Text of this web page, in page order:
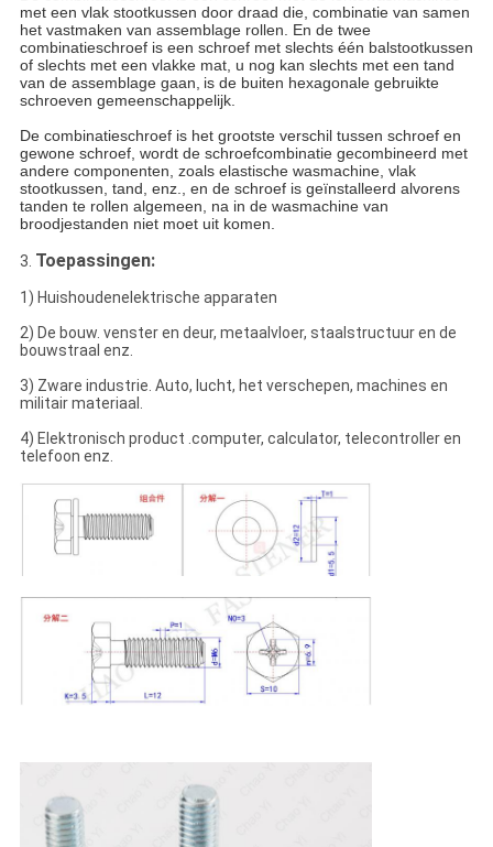
met een vlak stootkussen door draad die, combinatie van samen
het vastmaken van assemblage rollen. En de twee
combinatieschroef is een schroef met slechts één balstootkussen
of slechts met een vlakke mat, u nog kan slechts met een tand
van de assemblage gaan, is de buiten hexagonale gebruikte
schroeven gemeenschappelijk.
De combinatieschroef is het grootste verschil tussen schroef en
gewone schroef, wordt de schroefcombinatie gecombineerd met
andere componenten, zoals elastische wasmachine, vlak
stootkussen, tand, enz., en de schroef is geïnstalleerd alvorens
tanden te rollen algemeen, na in de wasmachine van
broodjestanden niet moet uit komen.
3. Toepassingen:
1) Huishoudenelektrische apparaten
2) De bouw. venster en deur, metaalvloer, staalstructuur en de
bouwstraal enz.
3) Zware industrie. Auto, lucht, het verschepen, machines en
militair materiaal.
4) Elektronisch product .computer, calculator, telecontroller en
telefoon enz.